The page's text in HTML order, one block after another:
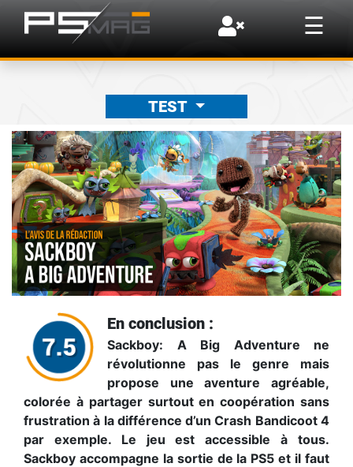
☰
×
TEST
En conclusion :
Sackboy: A Big Adventure ne
révolutionne pas le genre mais
propose une aventure agréable,
colorée à partager surtout en coopération sans
frustration à la différence d’un Crash Bandicoot 4
par exemple. Le jeu est accessible à tous.
Sackboy accompagne la sortie de la PS5 et il faut